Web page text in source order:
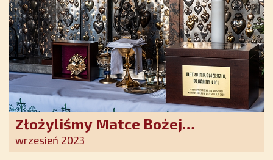
Złożyliśmy Matce Bożej
Ostrobramskiej pozłacane wotum
wrzesień 2023